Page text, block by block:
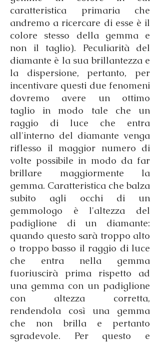
caratteristica primaria che
andremo a ricercare di esse è il
colore stesso della gemma e
non il taglio). Peculiarità del
diamante è la sua brillantezza e
la dispersione, pertanto, per
incentivare questi due fenomeni
dovremo avere un ottimo
taglio in modo tale che un
raggio di luce che entra
all'interno del diamante venga
riflesso il maggior numero di
volte possibile in modo da far
brillare maggiormente la
gemma. Caratteristica che balza
subito agli occhi di un
gemmologo è l'altezza del
padiglione di un diamante:
quando questo sarà troppo alto
o troppo basso il raggio di luce
che entra nella gemma
fuoriuscirà prima rispetto ad
una gemma con un padiglione
con altezza corretta,
rendendola così una gemma
che non brilla e pertanto
sgradevole. Per questo e